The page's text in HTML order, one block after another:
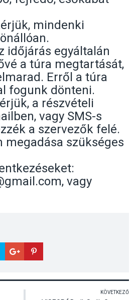
mindenki
időjárás egyáltalán
a túra megtartását,
Erről a túra
fogunk dönteni.
a részvételi
vagy SMS-s
a szervezők felé.
megadása szükséges
vagy
KÖVETKEZŐ